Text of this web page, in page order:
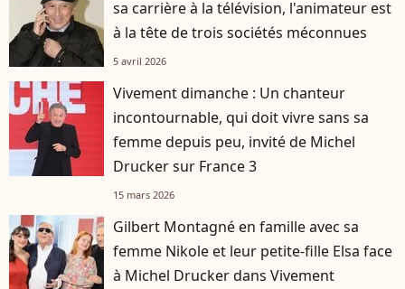
sa carrière à la télévision, l'animateur est
à la tête de trois sociétés méconnues
5 avril 2026
Vivement dimanche : Un chanteur
incontournable, qui doit vivre sans sa
femme depuis peu, invité de Michel
Drucker sur France 3
15 mars 2026
Gilbert Montagné en famille avec sa
femme Nikole et leur petite-fille Elsa face
à Michel Drucker dans Vivement